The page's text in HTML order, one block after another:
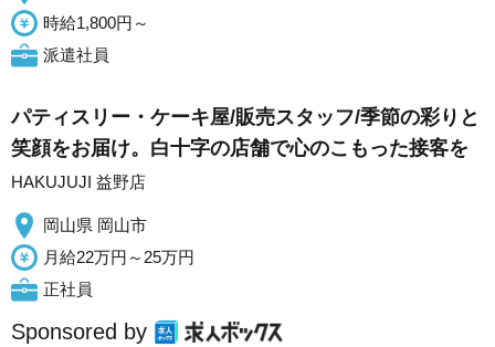
時給1,800円～
派遣社員
パティスリー・ケーキ屋/販売スタッフ/季節の彩りと
笑顔をお届け。白十字の店舗で心のこもった接客を
HAKUJUJI 益野店
岡山県 岡山市
月給22万円～25万円
正社員
Sponsored by